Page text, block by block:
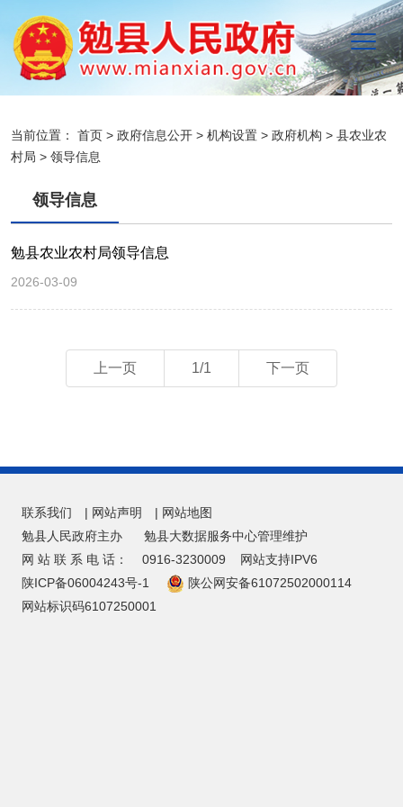
当前位置： 首页 > 政府信息公开 > 机构设置 > 政府机构 > 县农业农
村局 > 领导信息
领导信息
勉县农业农村局领导信息
2026-03-09
上一页 1/1 下一页
联系我们 | 网站声明 | 网站地图
勉县人民政府主办
勉县大数据服务中心管理维护
网 站 联 系 电 话：
0916-3230009
网站支持IPV6
陕ICP备06004243号-1
陕公网安备61072502000114
网站标识码6107250001